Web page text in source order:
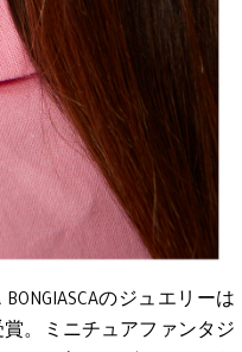
のジュエリーは
。ミニチュアファンタジ